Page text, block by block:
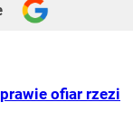
ofiar rzezi